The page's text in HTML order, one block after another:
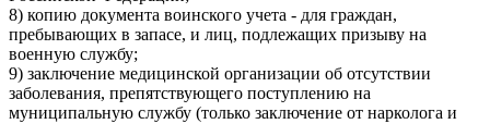
8) копию документа воинского учета - для граждан,
пребывающих в запасе, и лиц, подлежащих призыву на
военную службу;
9) заключение медицинской организации об отсутствии
заболевания, препятствующего поступлению на
муниципальную службу (только заключение от нарколога и